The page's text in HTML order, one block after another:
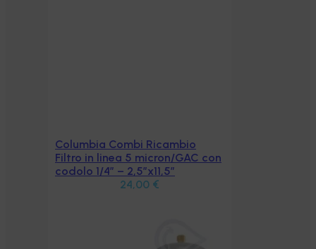
Aggiungi al carrello
Columbia Combi Ricambio
Filtro in linea 5 micron/GAC con
codolo 1/4″ – 2,5″x11,5″
24,00 €